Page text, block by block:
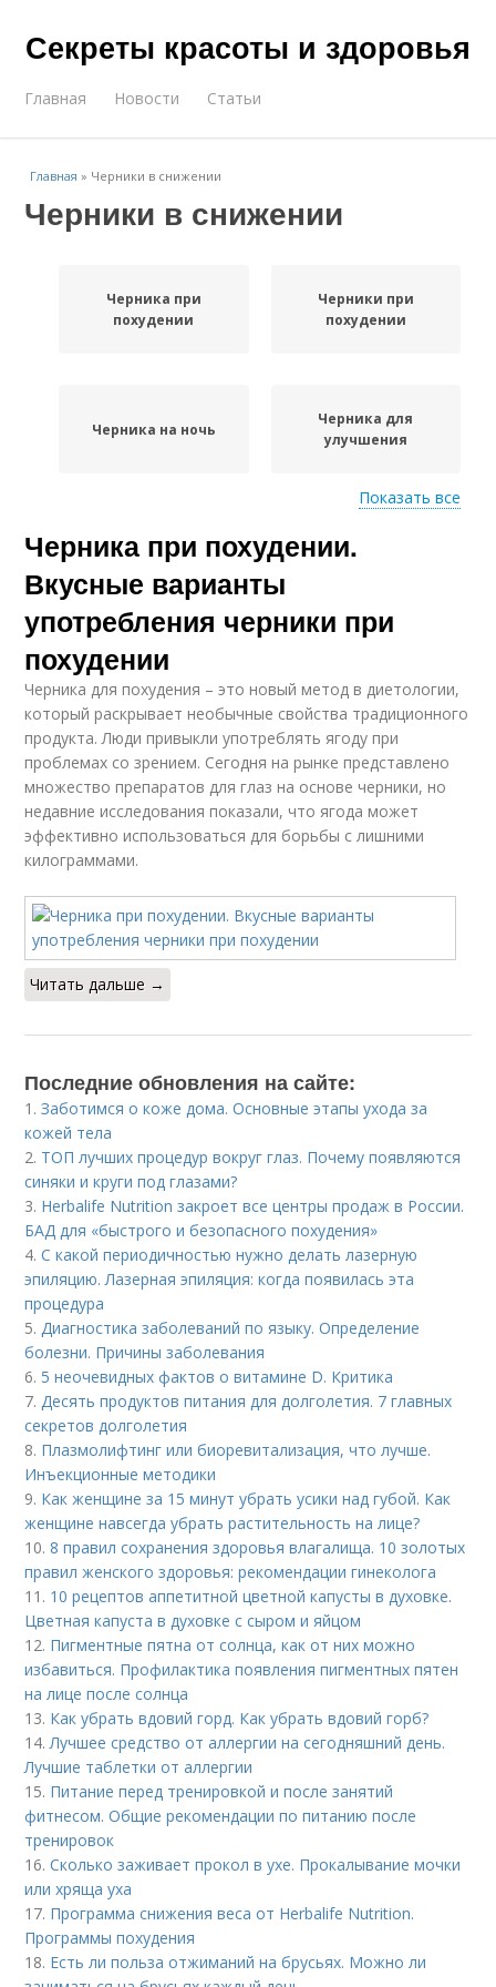
Секреты красоты и здоровья
Главная Новости Статьи
Главная » Черники в снижении
Черники в снижении
Черника при
похудении
Черники при
похудении
Черника на ночь
Черника для
улучшения
Черники для глаз
Показать все
Черника при похудении.
Вкусные варианты
употребления черники при
похудении
Черника для похудения – это новый метод в диетологии,
который раскрывает необычные свойства традиционного
продукта. Люди привыкли употреблять ягоду при
проблемах со зрением. Сегодня на рынке представлено
множество препаратов для глаз на основе черники, но
недавние исследования показали, что ягода может
эффективно использоваться для борьбы с лишними
килограммами.
Читать дальше →
Последние обновления на сайте:
1.Заботимся о коже дома. Основные этапы ухода за
кожей тела
2. ТОП лучших процедур вокруг глаз. Почему появляются
синяки и круги под глазами?
3. Herbalife Nutrition закроет все центры продаж в России.
БАД для «быстрого и безопасного похудения»
4.С какой периодичностью нужно делать лазерную
эпиляцию. Лазерная эпиляция: когда появилась эта
процедура
5.Диагностика заболеваний по языку. Определение
болезни. Причины заболевания
6. 5 неочевидных фактов о витамине D. Критика
7.Десять продуктов питания для долголетия. 7 главных
секретов долголетия
8. Плазмолифтинг или биоревитализация, что лучше.
Инъекционные методики
9. Как женщине за 15 минут убрать усики над губой. Как
женщине навсегда убрать растительность на лице?
10.8 правил сохранения здоровья влагалища. 10 золотых
правил женского здоровья: рекомендации гинеколога
11. 10 рецептов аппетитной цветной капусты в духовке.
Цветная капуста в духовке с сыром и яйцом
12. Пигментные пятна от солнца, как от них можно
избавиться. Профилактика появления пигментных пятен
на лице после солнца
13. Как убрать вдовий горд. Как убрать вдовий горб?
14.Лучшее средство от аллергии на сегодняшний день.
Лучшие таблетки от аллергии
15. Питание перед тренировкой и после занятий
фитнесом. Общие рекомендации по питанию после
тренировок
16.Сколько заживает прокол в ухе. Прокалывание мочки
или хряща уха
17. Программа снижения веса от Herbalife Nutrition.
Программы похудения
18. Есть ли польза отжиманий на брусьях. Можно ли